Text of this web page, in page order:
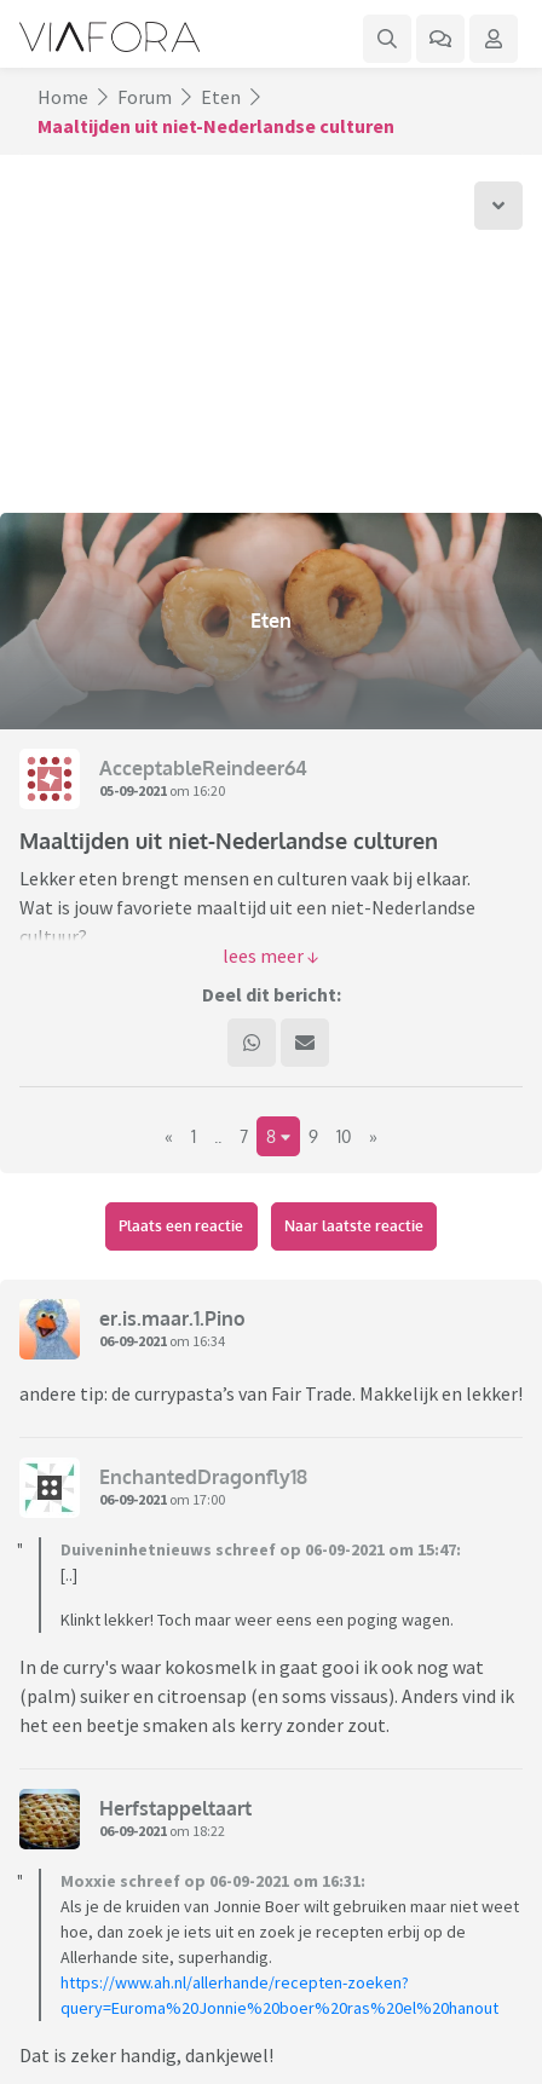
Home Forum
Eten
Maaltijden uit niet-Nederlandse culturen
Eten
AcceptableReindeer64
05-09-2021 om 16:20
Maaltijden uit niet-Nederlandse culturen
Lekker eten brengt mensen en culturen vaak bij elkaar.
Wat is jouw favoriete maaltijd uit een niet-Nederlandse
cultuur?
Ik heb meerdere favorieten:
Italiaanse en Chinese keuken (wat ik ken uit Chinees-
Indonesische restaurants
)
Deel dit bericht:
« 1 7 8 9 10 »
Plaats een reactie Naar laatste reactie
er.is.maar.1.Pino
06-09-2021 om 16:34
andere tip: de currypasta’s van Fair Trade. Makkelijk en lekker!
EnchantedDragonfly18
06-09-2021 om 17:00
Duiveninhetnieuws schreef op 06-09-2021 om 15:47:
[..]
Klinkt lekker! Toch maar weer eens een poging wagen.
In de curry's waar kokosmelk in gaat gooi ik ook nog wat
(palm) suiker en citroensap (en soms vissaus). Anders vind ik
het een beetje smaken als kerry zonder zout.
Herfstappeltaart
06-09-2021 om 18:22
Moxxie schreef op 06-09-2021 om 16:31:
Als je de kruiden van Jonnie Boer wilt gebruiken maar niet weet
hoe, dan zoek je iets uit en zoek je recepten erbij op de
Allerhande site, superhandig.
https://www.ah.nl/allerhande/recepten-zoeken?
query=Euroma%20Jonnie%20boer%20ras%20el%20hanout
Dat is zeker handig, dankjewel!